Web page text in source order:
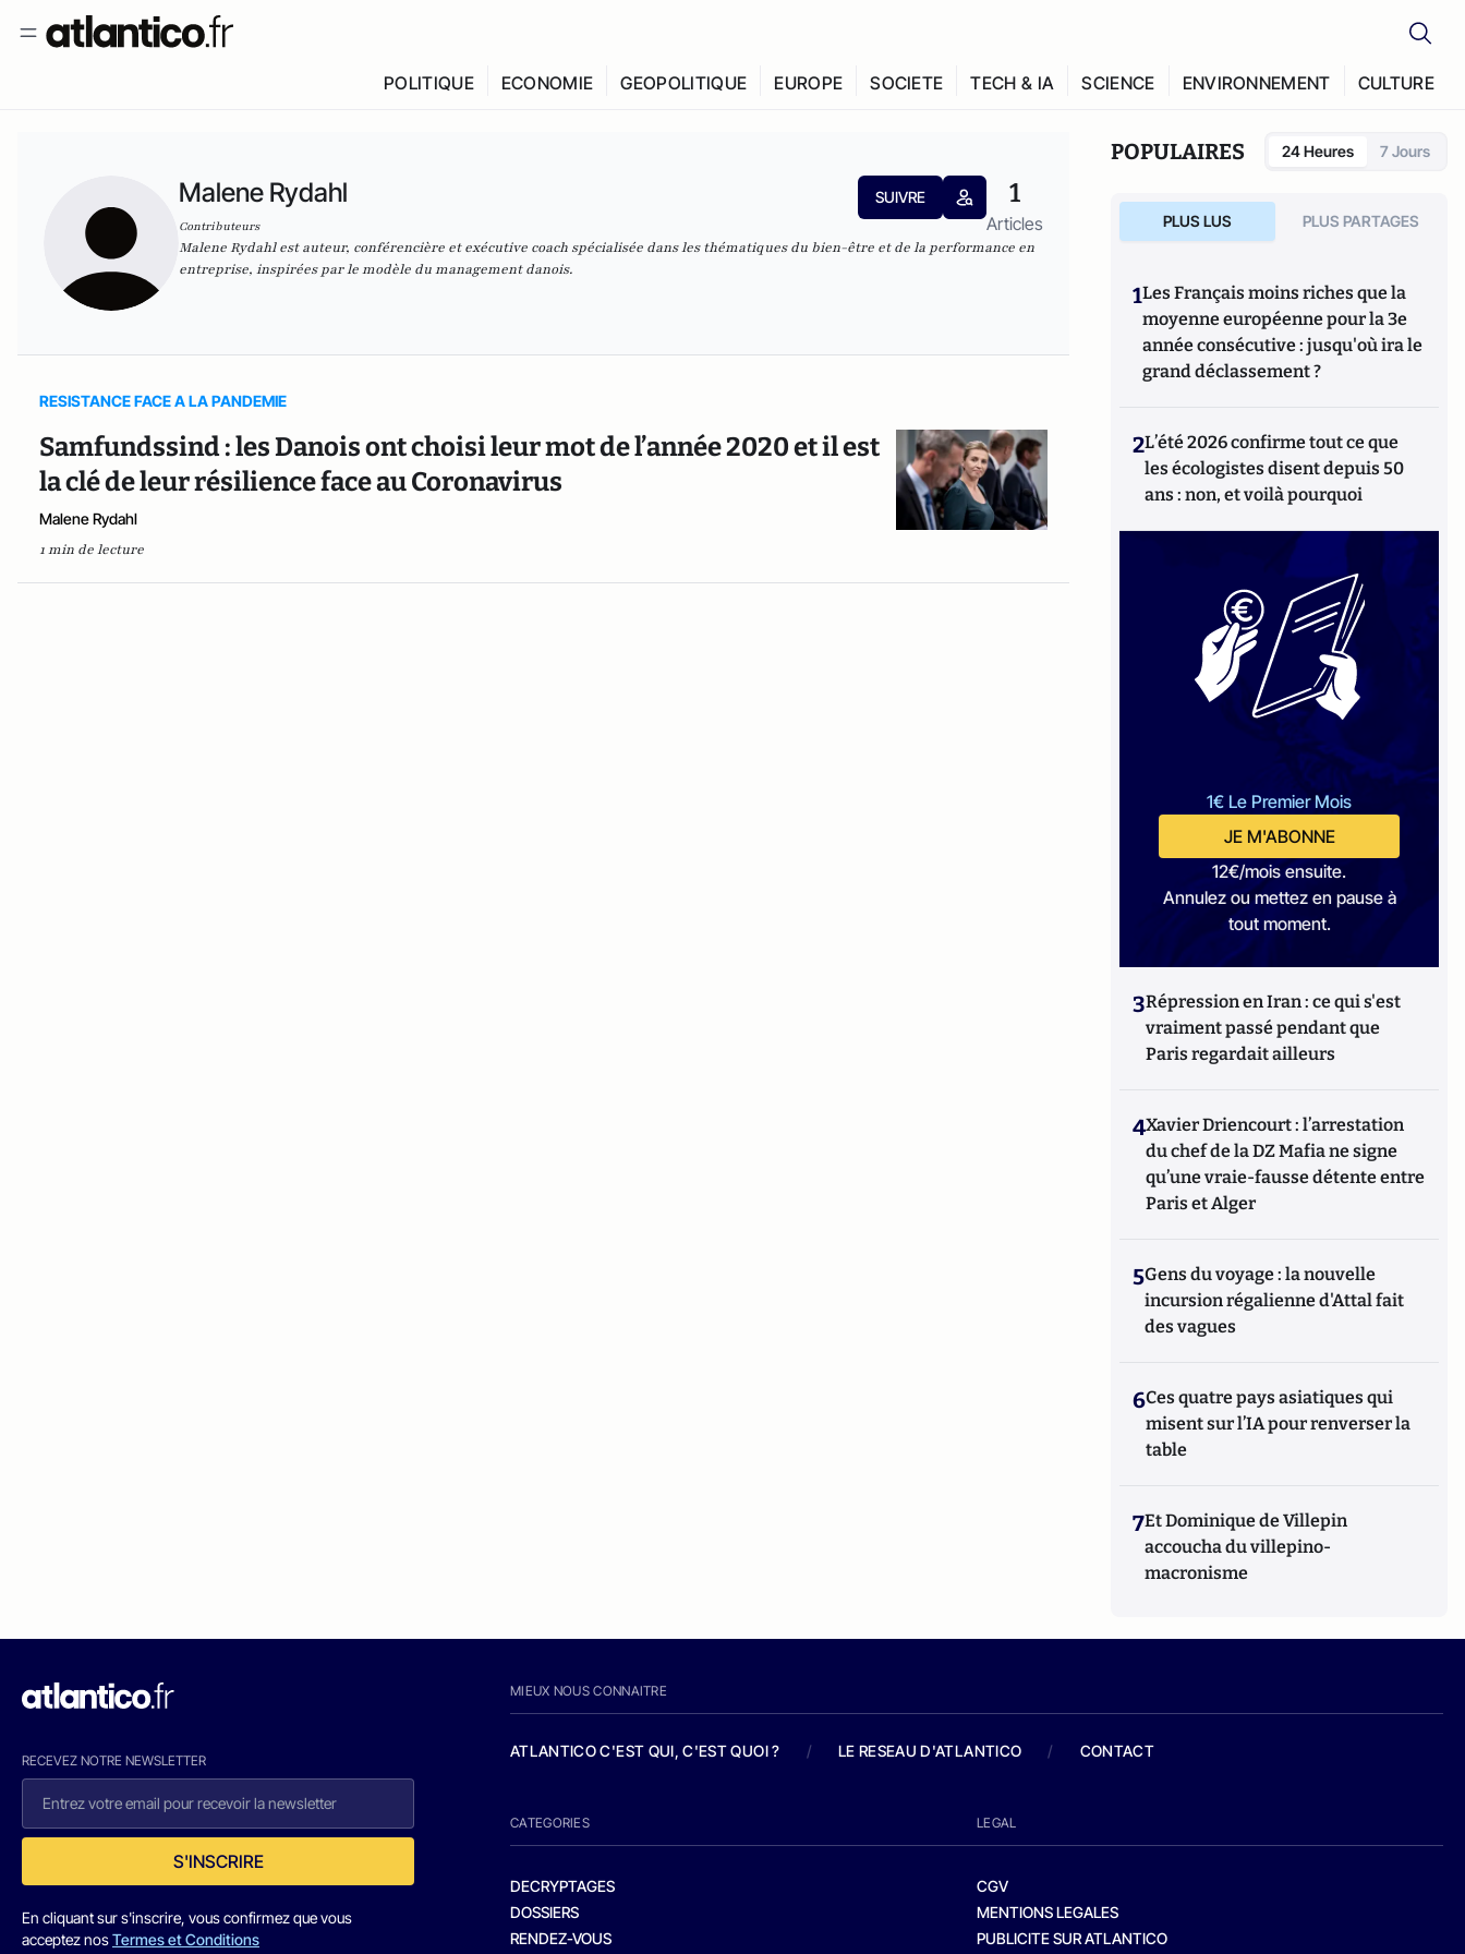
POLITIQUE ECONOMIE GEOPOLITIQUE EUROPE SOCIETE TECH & IA SCIENCE ENVIRONNEMENT CULTURE
Malene Rydahl
Contributeurs
SUIVRE 1
Articles
Malene Rydahl est auteur, conférencière et exécutive coach spécialisée dans les thématiques du bien-être et de la performance en
entreprise, inspirées par le modèle du management danois.
RESISTANCE FACE A LA PANDEMIE
Samfundssind : les Danois ont choisi leur mot de l’année 2020 et il est
la clé de leur résilience face au Coronavirus
Malene Rydahl
1 min de lecture
POPULAIRES 24 Heures 7 Jours
PLUS LUS PLUS PARTAGES
1Les Français moins riches que la
moyenne européenne pour la 3e
année consécutive : jusqu'où ira le
grand déclassement ?
2L’été 2026 confirme tout ce que
les écologistes disent depuis 50
ans : non, et voilà pourquoi
1€ Le Premier Mois
JE M'ABONNE
12€/mois ensuite.
Annulez ou mettez en pause à
tout moment.
3Répression en Iran : ce qui s'est
vraiment passé pendant que
Paris regardait ailleurs
4Xavier Driencourt : l’arrestation
du chef de la DZ Mafia ne signe
qu’une vraie-fausse détente entre
Paris et Alger
5Gens du voyage : la nouvelle
incursion régalienne d'Attal fait
des vagues
6Ces quatre pays asiatiques qui
misent sur l’IA pour renverser la
table
7Et Dominique de Villepin
accoucha du villepino-
macronisme
RECEVEZ NOTRE NEWSLETTER
S'INSCRIRE
En cliquant sur s'inscrire, vous confirmez que vous
acceptez nosTermes et Conditions
MIEUX NOUS CONNAITRE
ATLANTICO C'EST QUI, C'EST QUOI ? / LE RESEAU D'ATLANTICO / CONTACT
CATEGORIES
DECRYPTAGES
DOSSIERS
RENDEZ-VOUS
LEGAL
CGV
MENTIONS LEGALES
PUBLICITE SUR ATLANTICO